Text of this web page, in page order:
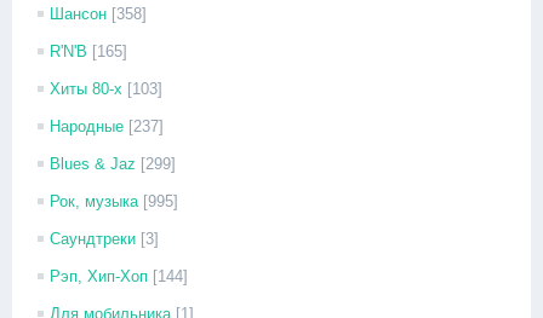
Шансон [358]
R'N'B [165]
Хиты 80-х [103]
Народные [237]
Blues & Jaz [299]
Рок, музыка [995]
Саундтреки [3]
Рэп, Хип-Хоп [144]
Для мобильника [1]